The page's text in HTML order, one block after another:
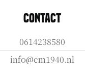
Contact
0614238580
info@cm1940.nl